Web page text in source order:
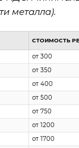
металла).
СТОИМОСТЬ
от 300
от 350
от 400
от 500
от 750
от 1200
от 1700